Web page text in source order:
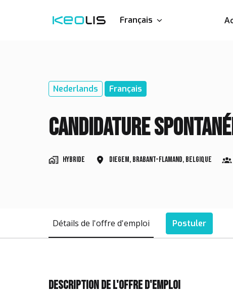
Page d'accueil Français
Nederlands Français
Candidature
Hybride Diegem, Brabant-Flamand, Belgique
Détails de l'offre d'emploi Postuler
Description de l'offre d'emploi